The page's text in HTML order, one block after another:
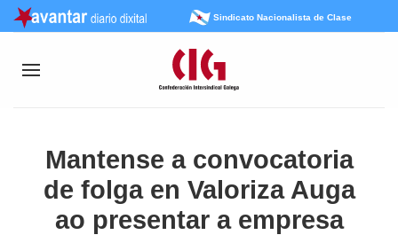
Sindicato Nacionalista de Clase
Mantense a convocatoria
de folga en Valoriza Auga
ao presentar a empresa